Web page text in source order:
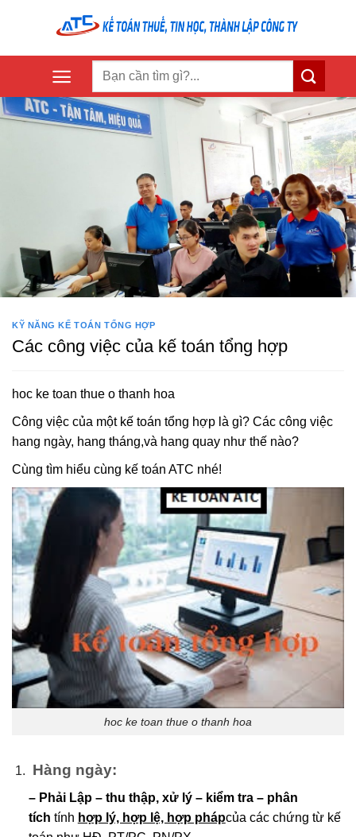
KỸ NĂNG KẾ TOÁN TỔNG HỢP
Các công việc của kế toán tổng hợp
hoc ke toan thue o thanh hoa
Công việc của một kế toán tổng hợp là gì? Các công việc
hang ngày, hang tháng,và hang quay như thế nào?
Cùng tìm hiểu cùng kế toán ATC nhé!
hoc ke toan thue o thanh hoa
Hàng ngày:
– Phải Lập – thu thập, xử lý – kiểm tra – phân
tích tính hợp lý, hợp lệ, hợp phápcủa các chứng từ kế